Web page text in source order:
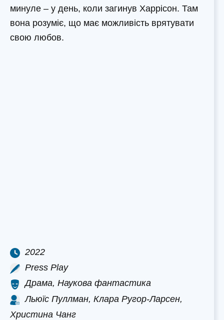
минуле – у день, коли загинув Харрісон. Там
вона розуміє, що має можливість врятувати
свою любов.
2022
Press Play
Драма, Наукова фантастика
Льюїс Пуллман, Клара Ругор-Ларсен,
Христина Чанг